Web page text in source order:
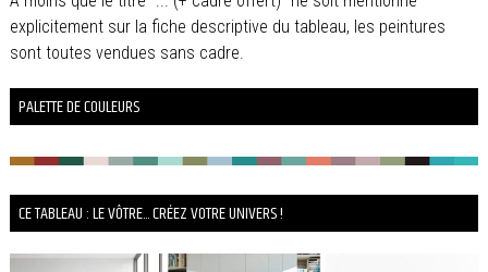
explicitement sur la fiche descriptive du tableau, les peintures
sont toutes vendues sans cadre.
PALETTE DE COULEURS
CE TABLEAU : LE VÔTRE... CRÉEZ VOTRE UNIVERS !